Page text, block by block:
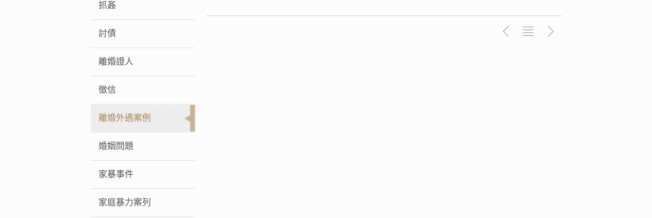
抓姦
討債
離婚證人
徵信
離婚外遇案例
婚姻問題
家暴事件
家庭暴力案列